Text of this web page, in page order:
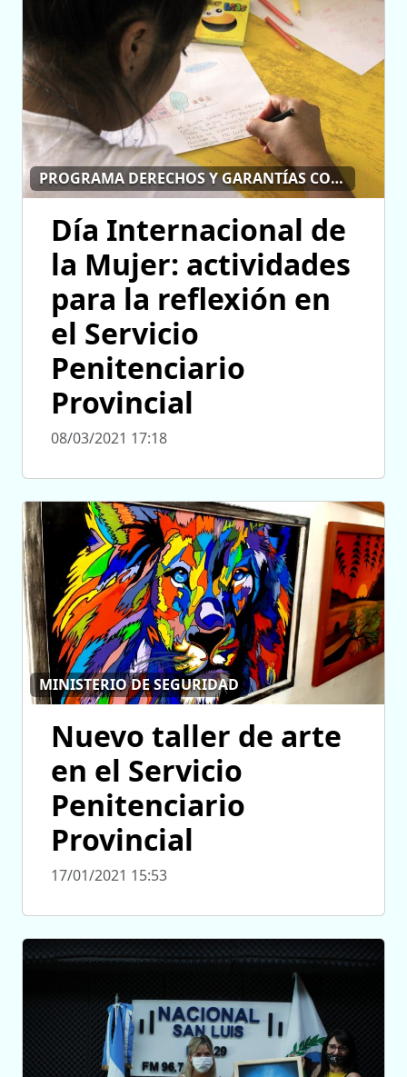
PROGRAMA DERECHOS Y GARANTÍAS CONSTITUCIONALES
Día Internacional de
la Mujer: actividades
para la reflexión en
el Servicio
Penitenciario
Provincial
08/03/2021 17:18
MINISTERIO DE SEGURIDAD
Nuevo taller de arte
en el Servicio
Penitenciario
Provincial
17/01/2021 15:53